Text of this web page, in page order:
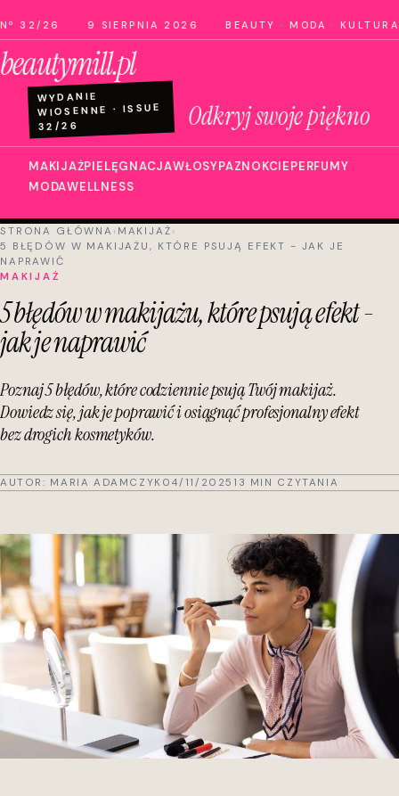
Nº 32/26 9 SIERPNIA 2026 BEAUTY · MODA · KULTURA
beautymill.pl
WYDANIE
WIOSENNE · ISSUE
32/26 Odkryj swoje piękno
MAKIJAŻPIELĘGNACJAWŁOSYPAZNOKCIEPERFUMY
MODAWELLNESS
STRONA GŁÓWNA › MAKIJAŻ ›
5 BŁĘDÓW W MAKIJAŻU, KTÓRE PSUJĄ EFEKT - JAK JE
NAPRAWIĆ
MAKIJAŻ
5 błędów w makijażu, które psują efekt -
jak je naprawić
Poznaj 5 błędów, które codziennie psują Twój makijaż.
Dowiedz się, jak je poprawić i osiągnąć profesjonalny efekt
bez drogich kosmetyków.
AUTOR: MARIA ADAMCZYK 04/11/2025 13 MIN CZYTANIA